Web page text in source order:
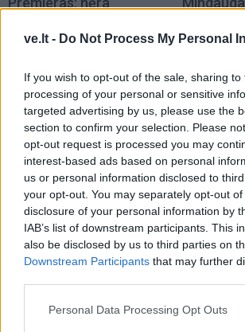
ve.lt - Do Not Process My Personal
If you wish to opt-out of the sale, sharing
processing of your personal or sensitive
targeted advertising by us, please use the
section to confirm your selection. Please
opt-out request is processed you may
interest-based ads based on personal
us or personal information disclosed to
your opt-out. You may separately opt-out
disclosure of your personal information by
IAB’s list of downstream participants. This
also be disclosed by us to third parties on
Downstream Participants that may further
Personal Data Processing Opt Outs
mažinti dyzelino akcizą –
už litrą (2)
ramina
galimų
Lietuva
Pirmoji atkurtos
nepriklausomos Lietuvos
premjerė atgulė amžinojo
poilsio(1)
Lietuva
Statybos
Pinskų
dar
nurodyta
terasos